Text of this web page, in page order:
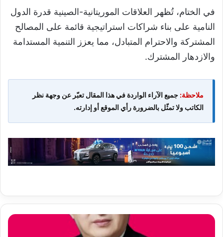
في الختام، تُظهر العلاقات الموريتانية-الصينية قدرة الدول
النامية على بناء شراكات استراتيجية قائمة على المصالح
المشتركة والاحترام المتبادل، مما يعزز التنمية المستدامة
والازدهار المشترك.
ملاحظة: جميع الآراء الواردة في هذا المقال تعبّر عن وجهة نظر
الكاتب ولا تمثّل بالضرورة رأي الموقع أو إدارته.
السفير